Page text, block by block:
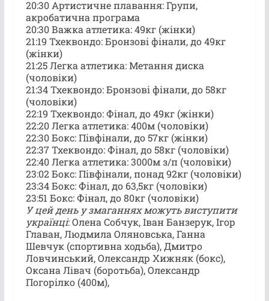
20:30 Артистичне плавання: Групи,
акробатична програма
20:30 Важка атлетика: 49кг (жінки)
21:19 Тхеквондо: Бронзові фінали, до 49кг
(жінки)
21:25 Легка атлетика: Метання диска
(чоловіки)
21:34 Тхеквондо: Бронзові фінали, до 58кг
(чоловіки)
22:19 Тхеквондо: Фінал, до 49кг (жінки)
22:20 Легка атлетика: 400м (чоловіки)
22:30 Бокс: Півфінали, до 57кг (жінки)
22:37 Тхеквондо: Фінал, до 58кг (чоловіки)
22:40 Легка атлетика: 3000м з/п (чоловіки)
23:02 Бокс: Півфінали, понад 92кг (чоловіки)
23:34 Бокс: Фінал, до 63,5кг (чоловіки)
23:51 Бокс: Фінал, до 80кг (чоловіки)
У цей день у змаганнях можуть виступити
українці: Олена Собчук, Іван Банзерук, Ігор
Главан, Людмила Оляновська, Ганна
Шевчук (спортивна ходьба), Дмитро
Ловчинський, Олександр Хижняк (бокс),
Оксана Лівач (боротьба), Олександр
Погорілко (400м),